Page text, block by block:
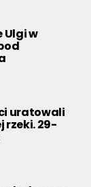
Ulgi w
uratowali
rzeki. 29-